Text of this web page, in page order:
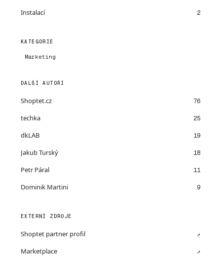
Instalací 2
KATEGORIE
Marketing
DALŠÍ AUTOŘI
Shoptet.cz 76
techka 25
dkLAB 19
Jakub Turský 18
Petr Páral 11
Dominik Martini 9
EXTERNÍ ZDROJE
Shoptet partner profil ↗
Marketplace ↗